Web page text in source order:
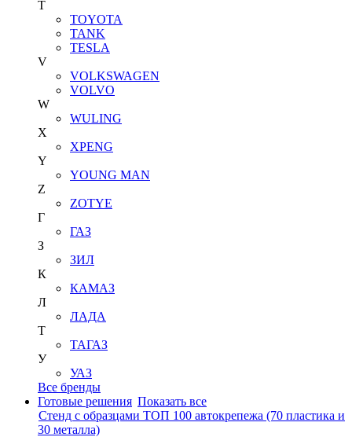
T
TOYOTA
TANK
TESLA
V
VOLKSWAGEN
VOLVO
W
WULING
X
XPENG
Y
YOUNG MAN
Z
ZOTYE
Г
ГАЗ
З
ЗИЛ
К
КАМАЗ
Л
ЛАДА
Т
ТАГАЗ
У
УАЗ
Все бренды
Готовые решения Показать все
Стенд с образцами ТОП 100 автокрепежа (70 пластика и
30 металла)